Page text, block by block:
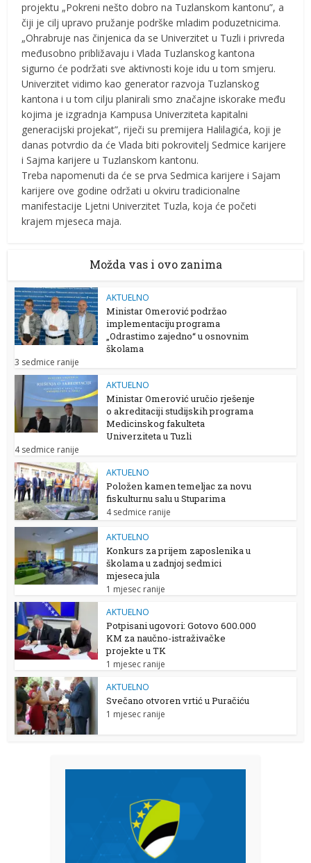
projektu „Pokreni nešto dobro na Tuzlanskom kantonu”, a
čiji je cilj upravo pružanje podrške mladim poduzetnicima.
„Ohrabruje nas činjenica da se Univerzitet u Tuzli i privreda
međusobno približavaju i Vlada Tuzlanskog kantona
sigurno će podržati sve aktivnosti koje idu u tom smjeru.
Univerzitet vidimo kao generator razvoja Tuzlanskog
kantona i u tom cilju planirali smo značajne iskorake među
kojima je izgradnja Kampusa Univerziteta kapitalni
generacijski projekat”, riječi su premijera Halilagića, koji je
danas potvrdio da će Vlada biti pokrovitelj Sedmice karijere
i Sajma karijere u Tuzlanskom kantonu.
Treba napomenuti da će se prva Sedmica karijere i Sajam
karijere ove godine održati u okviru tradicionalne
manifestacije Ljetni Univerzitet Tuzla, koja će početi
krajem mjeseca maja.
Možda vas i ovo zanima
AKTUELNO
Ministar Omerović podržao
implementaciju programa
„Odrastimo zajedno“ u osnovnim
školama
3 sedmice ranije
AKTUELNO
Ministar Omerović uručio rješenje
o akreditaciji studijskih programa
Medicinskog fakulteta
Univerziteta u Tuzli
4 sedmice ranije
AKTUELNO
Položen kamen temeljac za novu
fiskulturnu salu u Stuparima
4 sedmice ranije
AKTUELNO
Konkurs za prijem zaposlenika u
školama u zadnjoj sedmici
mjeseca jula
1 mjesec ranije
AKTUELNO
Potpisani ugovori: Gotovo 600.000
KM za naučno-istraživačke
projekte u TK
1 mjesec ranije
AKTUELNO
Svečano otvoren vrtić u Puračiću
1 mjesec ranije